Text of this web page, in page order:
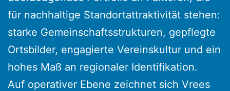
für nachhaltige Standortattraktivität stehen:
starke Gemeinschaftsstrukturen, gepflegte
Ortsbilder, engagierte Vereinskultur und ein
hohes Maß an regionaler Identifikation.
Auf operativer Ebene zeichnet sich Vrees